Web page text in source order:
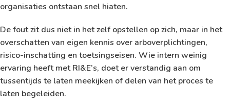
organisaties ontstaan snel hiaten.
De fout zit dus niet in het zelf opstellen op zich, maar in het
overschatten van eigen kennis over arboverplichtingen,
risico-inschatting en toetsingseisen. Wie intern weinig
ervaring heeft met RI&E’s, doet er verstandig aan om
tussentijds te laten meekijken of delen van het proces te
laten begeleiden.